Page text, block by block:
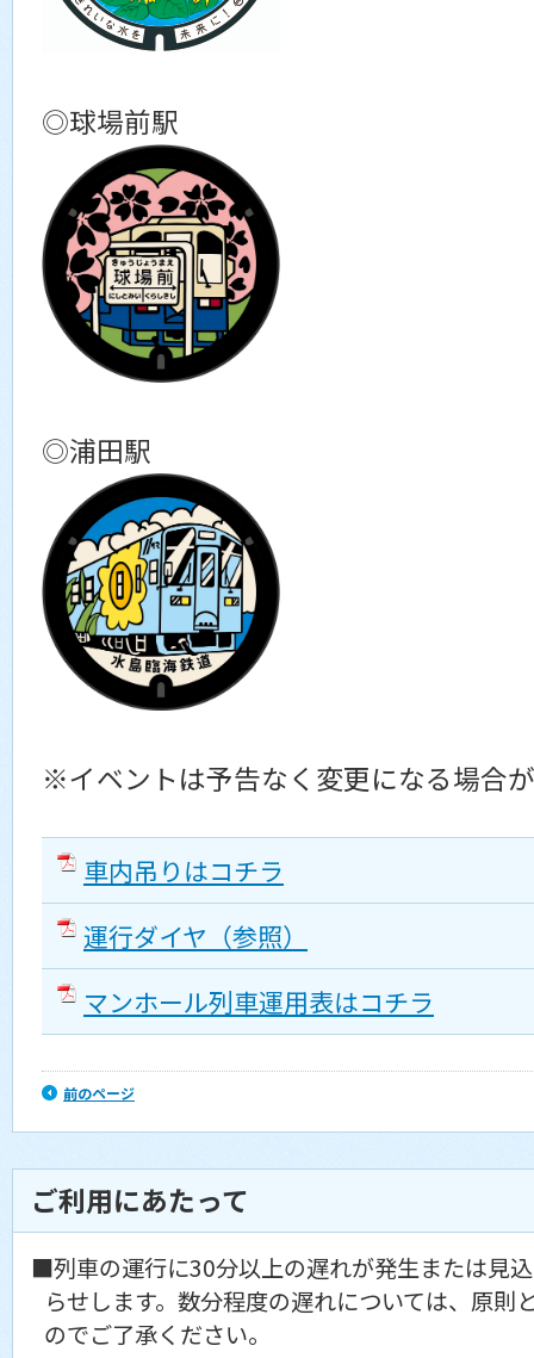
◎球場前駅
◎浦田駅
※イベントは予告なく変更になる場合
車内吊りはコチラ
運行ダイヤ（参照）
マンホール列車運用表はコチラ
前のページ
ご利用にあたって
■列車の運行に30分以上の遅れが発生または見
らせします。数分程度の遅れについては、原則
のでご了承ください。